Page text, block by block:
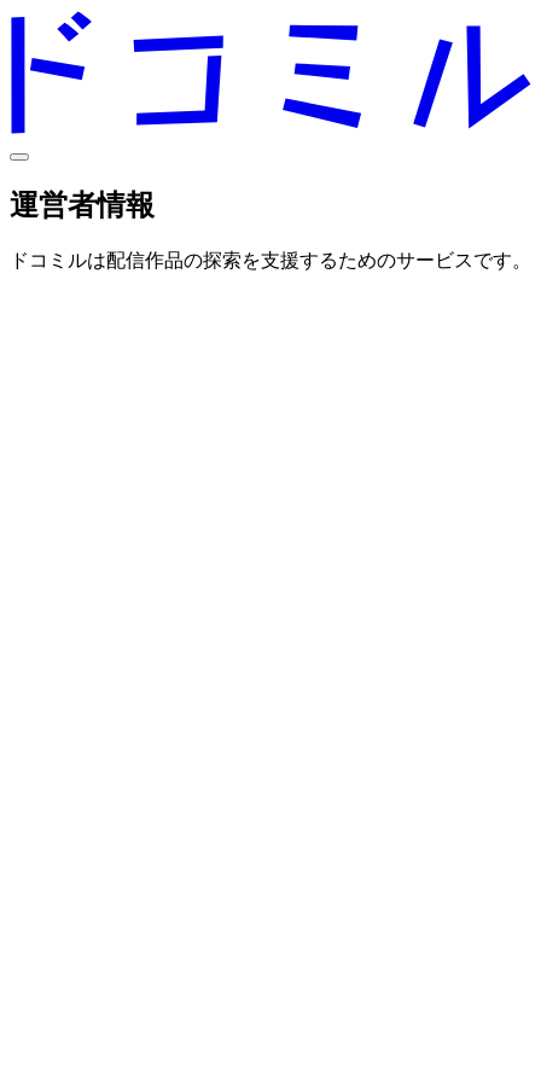
運営者情報
ドコミルは配信作品の探索を支援するためのサービスです。